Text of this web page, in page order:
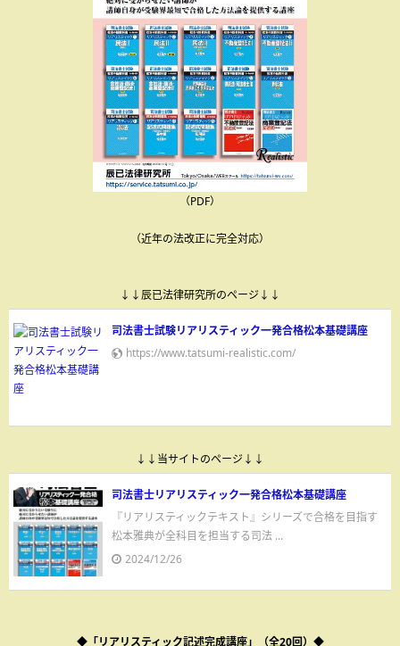
（PDF）
（近年の法改正に完全対応）
↓↓辰已法律研究所のページ↓↓
司法書士試験リアリスティック一発合格松本基礎講座
https://www.tatsumi-realistic.com/
↓↓当サイトのページ↓↓
司法書士リアリスティック一発合格松本基礎講座
『リアリスティックテキスト』シリーズで合格を目指す
松本雅典が全科目を担当する司法 ...
2024/12/26
◆「リアリスティック記述完成講座」（全20回）◆